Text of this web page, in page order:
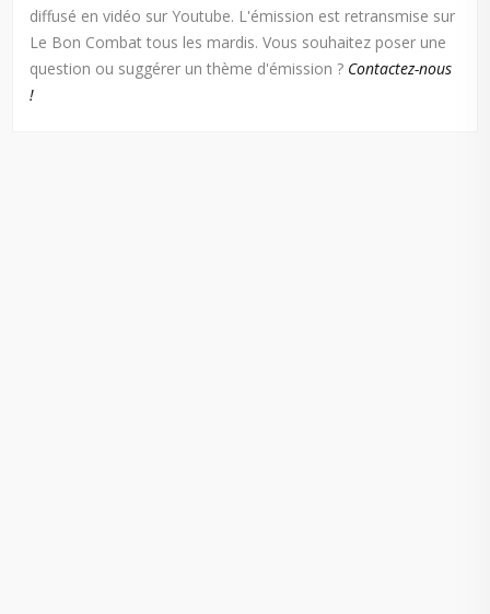
diffusé en vidéo sur Youtube. L'émission est retransmise sur
Le Bon Combat tous les mardis. Vous souhaitez poser une
question ou suggérer un thème d'émission ? Contactez-nous
!